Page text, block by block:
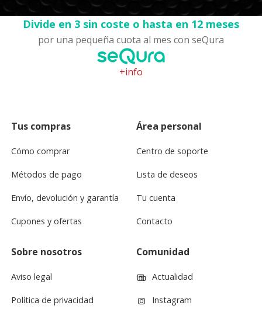
Divide en 3 sin coste o hasta en 12 meses
por una pequeña cuota al mes con seQura
+info
Tus compras
Cómo comprar
Métodos de pago
Envío, devolución y garantía
Cupones y ofertas
Área personal
Centro de soporte
Lista de deseos
Tu cuenta
Contacto
Sobre nosotros
Aviso legal
Política de privacidad
Comunidad
Actualidad
Instagram